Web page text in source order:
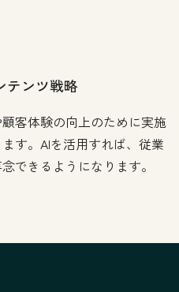
テンツ戦略
客体験の向上のために実施
す。AIを活用すれば、従業
できるようになります。